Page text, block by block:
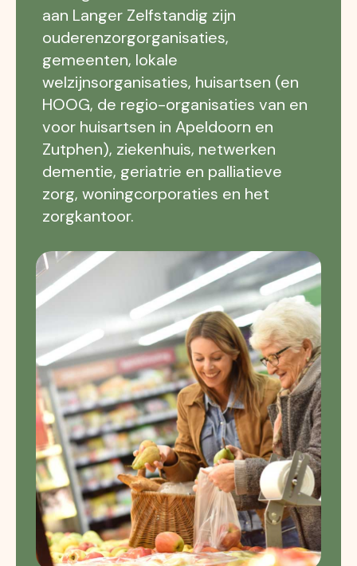
aan Langer Zelfstandig zijn
ouderenzorgorganisaties,
gemeenten, lokale
welzijnsorganisaties, huisartsen (en
HOOG, de regio-organisaties van en
voor huisartsen in Apeldoorn en
Zutphen), ziekenhuis, netwerken
dementie, geriatrie en palliatieve
zorg, woningcorporaties en het
zorgkantoor.